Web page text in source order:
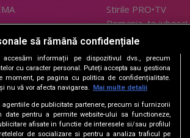
talent
Stirile PRO•TV
Romania, te iubesc!
TEHNOLOGIE
I Like IT
SPORT
să rămână confidențiale
informații pe dispozitivul dvs., precum
cu caracter personal. Puteți accepta sau gestiona
pe pagina cu politica de confidențialitate.
nu vă vor afecta navigarea.
Mai multe detalii
de publicitate partenere, precum si furnizorii
pentru a permite website-ului sa functioneze,
afisate in functie de interesele si/sau profilul
de socializare si pentru a analiza traficul pe